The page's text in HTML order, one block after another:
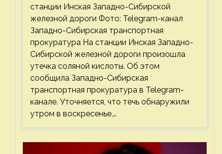
станции Инская Западно-Сибирской
железной дороги Фото: Telegram-канал
Западно-Сибирская транспортная
прокуратура На станции Инская Западно-
Сибирской железной дороги произошла
утечка соляной кислоты. Об этом
сообщила Западно-Сибирская
транспортная прокуратура в Telegram-
канале. Уточняется, что течь обнаружили
утром в воскресенье,…